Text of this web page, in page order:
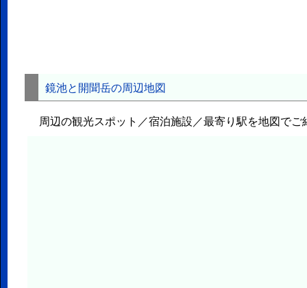
鏡池と開聞岳の周辺地図
周辺の観光スポット／宿泊施設／最寄り駅を地図でご